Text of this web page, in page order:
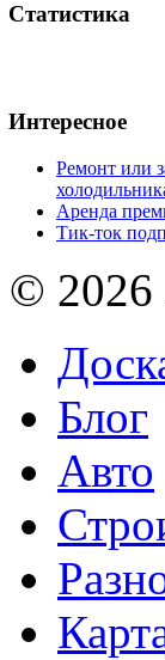
Статистика
Интересное
Ремонт или
Аренда
Тик-ток
© 2026
Блог
Авто